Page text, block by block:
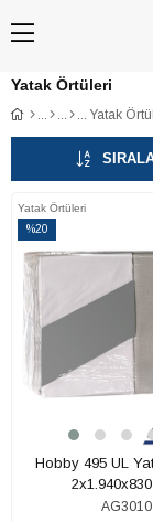
Yatak Örtüleri
Yatak
Yatak Örtüleri
%20
İndirim
%20İndirim
Hobby 495 UL
AG3010